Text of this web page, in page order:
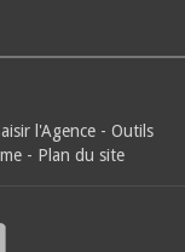
l'Agence - Outils
- Plan du site